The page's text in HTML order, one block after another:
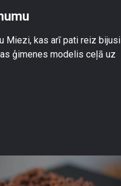
Miezi, kas arī pati reiz bijusi
ģimenes modelis ceļā uz